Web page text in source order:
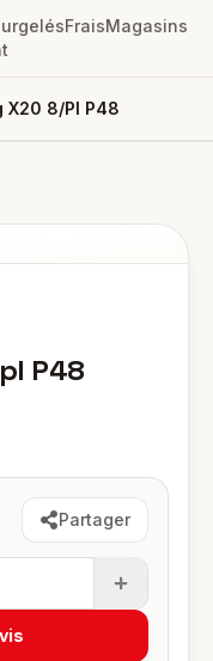
FraisMagasins
X20 8/pl P48
P48
Partager